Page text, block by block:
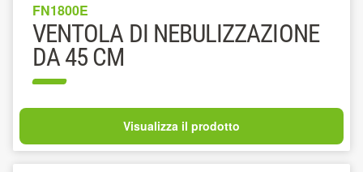
FN1800E
VENTOLA DI NEBULIZZAZIONE
DA 45 CM
Visualizza il prodotto